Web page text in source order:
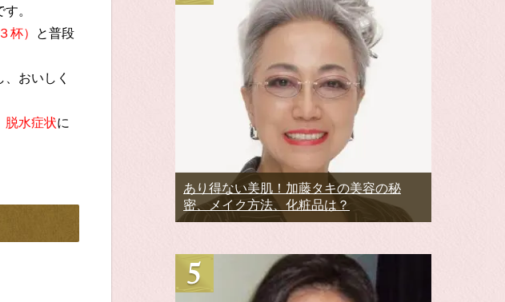
。
杯）
と普段
おいしく
脱水症状に
あり得ない美肌！加藤タキの美容の秘
密、メイク方法、化粧品は？